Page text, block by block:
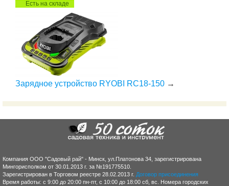
Есть на складе
Зарядное устройство RYOBI RC18-150 →
Компания ООО "Садовый рай" - Минск, ул.Платонова 34, зарегистрирована
Мингорисполком от 30.01.2013 г. за №191775510.
Зарегистрирован в Торговом реестре 28.02.2013 г. Договор присоединения
Время работы: с 9:00 до 20:00 пн-пт, с 10:00 до 18:00 сб, вс. Номера городских